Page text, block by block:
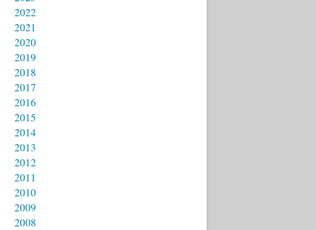
2022
2021
2020
2019
2018
2017
2016
2015
2014
2013
2012
2011
2010
2009
2008